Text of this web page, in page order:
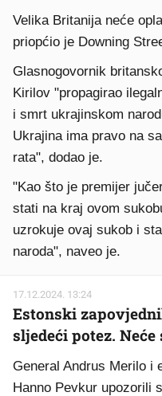
Velika Britanija neće
priopćio je Downing
Glasnogovornik
Kirilov "propagirao
i smrt ukrajinskom
Ukrajina ima pravo na
rata", dodao je.
"Kao što je premijer
stati na kraj ovom
uzrokuje ovaj sukob i
naroda", naveo je.
17.12.2024. 13:24
Estonski
sljedeći potez.
General Andrus Merilo i
Hanno Pevkur upozorili